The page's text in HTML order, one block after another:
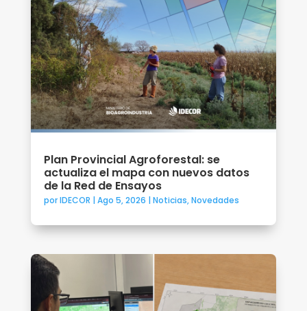
Plan Provincial Agroforestal: se
actualiza el mapa con nuevos datos
de la Red de Ensayos
porIDECOR | Ago 5, 2026 | Noticias,Novedades